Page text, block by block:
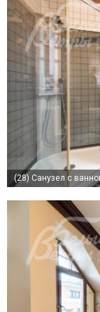
(28) Санузел с